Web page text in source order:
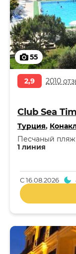
55
2,9 2010
Club Sea
Турция,
1 линия
Песчаный пляж
С16.08.2026